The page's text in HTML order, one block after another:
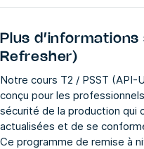
Plus d’informations
Refresher)
Notre cours T2 / PSST
conçu pour les
sécurité de la production qui
actualisées et de se
Ce programme de remise à